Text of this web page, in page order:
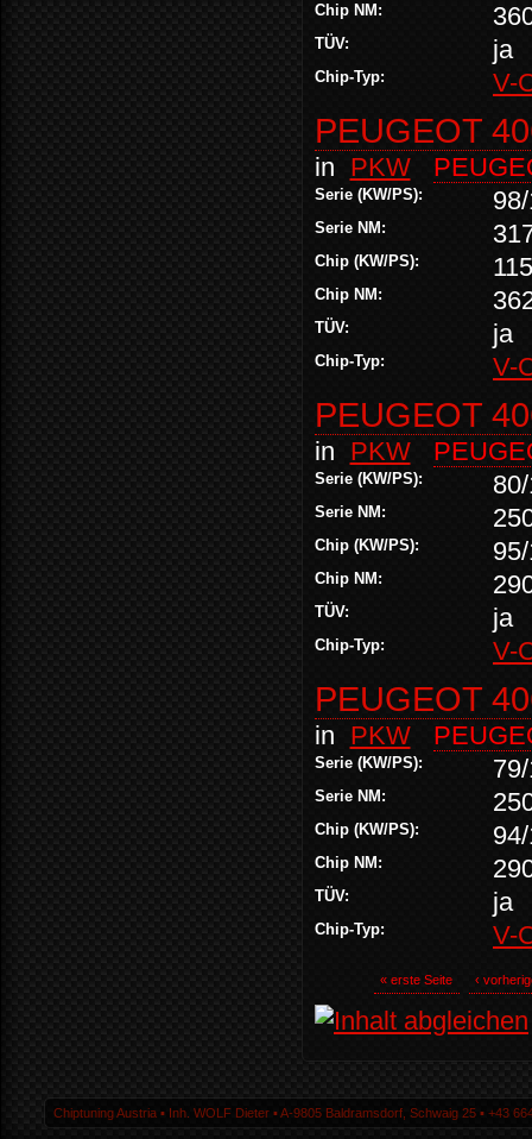
Chip NM:
TÜV: ja
Chip-Typ: V-
PEUGEOT
in PKW
Serie (KW/PS):
Serie NM:
Chip (KW/PS):
Chip NM:
TÜV: ja
Chip-Typ: V-
PEUGEOT
in PKW
Serie (KW/PS):
Serie NM:
Chip (KW/PS):
Chip NM:
TÜV: ja
Chip-Typ: V-
PEUGEOT
in PKW
Serie (KW/PS):
Serie NM:
Chip (KW/PS):
Chip NM:
TÜV: ja
Chip-Typ: V-
« erste Seite ‹
Chiptuning Austria ▪ Inh. WOLF Dieter ▪ A-9805 Baldramsdorf, Schwaig 25 ▪ +43